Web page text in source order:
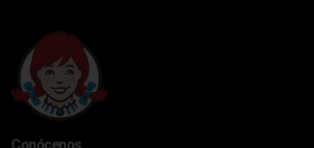
Conócenos